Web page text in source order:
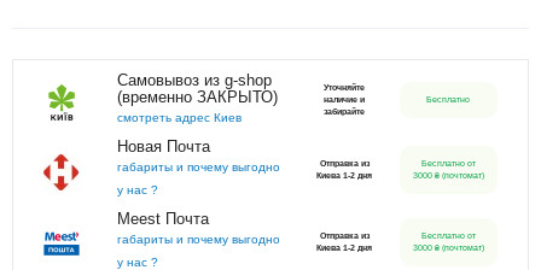
Самовывоз из g-shop
(временно ЗАКРЫТО)
смотреть адрес Киев
Уточняйте
наличие и
забирайте
Бесплатно
Новая Почта
габариты и почему выгодно
у нас ?
Отправка из
Киева 1-2 дня
Бесплатно от
3000 ₴ (почтомат)
Meest Почта
габариты и почему выгодно
у нас ?
Отправка из
Киева 1-2 дня
Бесплатно от
3000 ₴ (почтомат)